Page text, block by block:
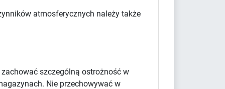
atmosferycznych należy także
szczególną ostrożność w
Nie przechowywać w